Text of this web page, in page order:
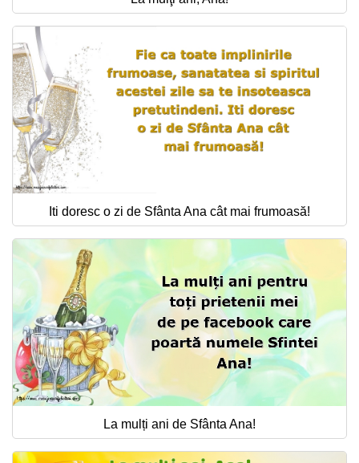
Iti doresc o zi de Sfânta Ana cât mai frumoasă!
La mulți ani de Sfânta Ana!